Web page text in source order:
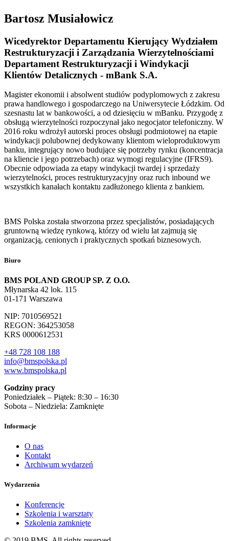
Bartosz Musiałowicz
Wicedyrektor Departamentu Kierujący Wydziałem
Restrukturyzacji i Zarządzania Wierzytelnościami
Departament Restrukturyzacji i Windykacji
Klientów Detalicznych - mBank S.A.
Magister ekonomii i absolwent studiów podyplomowych z zakresu
prawa handlowego i gospodarczego na Uniwersytecie Łódzkim. Od
szesnastu lat w bankowości, a od dziesięciu w mBanku. Przygodę z
obsługą wierzytelności rozpoczynał jako negocjator telefoniczny. W
2016 roku wdrożył autorski proces obsługi podmiotowej na etapie
windykacji polubownej dedykowany klientom wieloproduktowym
banku, integrujący nowo budujące się potrzeby rynku (koncentracja
na kliencie i jego potrzebach) oraz wymogi regulacyjne (IFRS9).
Obecnie odpowiada za etapy windykacji twardej i sprzedaży
wierzytelności, proces restrukturyzacyjny oraz ruch inbound we
wszystkich kanałach kontaktu zadłużonego klienta z bankiem.
BMS Polska została stworzona przez specjalistów, posiadających
gruntowną wiedzę rynkową, którzy od wielu lat zajmują się
organizacją, cenionych i praktycznych spotkań biznesowych.
Biuro
BMS POLAND GROUP SP. Z O.O.
Młynarska 42 lok. 115
01-171 Warszawa
NIP: 7010569521
REGON: 364253058
KRS 0000612531
+48 728 108 188
info@bmspolska.pl
www.bmspolska.pl
Godziny pracy
Poniedziałek – Piątek: 8:30 – 16:30
Sobota – Niedziela: Zamknięte
Informacje
O nas
Kontakt
Archiwum wydarzeń
Wydarzenia
Konferencje
Szkolenia i warsztaty
Szkolenia zamknięte